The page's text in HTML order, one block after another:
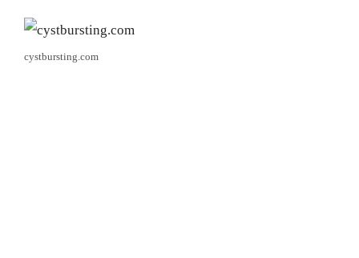
cystbursting.com